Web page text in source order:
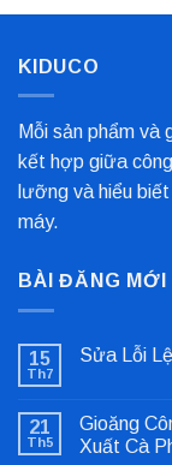
KIDUCO
Mỗi sản phẩm và
kết hợp giữa
lưỡng và hiểu
máy.
BÀI ĐĂNG MỚI
15
Th7
Sửa Lỗi
luận
ở
Sửa
21
Th5
Gioăng
Xuất Cà